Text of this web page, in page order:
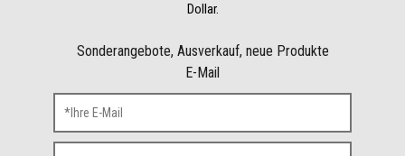
Dollar.
Sonderangebote, Ausverkauf, neue Produkte
E-Mail